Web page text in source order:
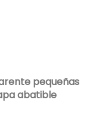
pequeñas
abatible